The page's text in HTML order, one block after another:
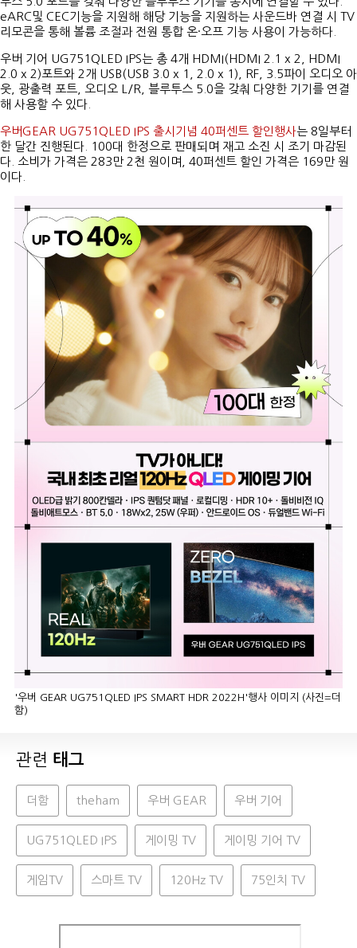
eARC및 CEC기능을 지원해 해당 기능을 지원하는 사운드바 연결 시 TV
리모콘을 통해 볼륨 조절과 전원 통합 온·오프 기능 사용이 가능하다.
우버 기어 UG751QLED IPS는 총 4개 HDMI(HDMI 2.1 x 2, HDMI
2.0 x 2)포트와 2개 USB(USB 3.0 x 1, 2.0 x 1), RF, 3.5파이 오디오 아
웃, 광출력 포트, 오디오 L/R, 블루투스 5.0을 갖춰 다양한 기기를 연결
해 사용할 수 있다.
우버GEAR UG751QLED IPS 출시기념 40퍼센트 할인행사는 8일부터
한 달간 진행된다. 100대 한정으로 판매되며 재고 소진 시 조기 마감된
다. 소비가 가격은 283만 2천 원이며, 40퍼센트 할인 가격은 169만 원
이다.
'우버 GEAR UG751QLED IPS SMART HDR 2022H'행사 이미지 (사진=더
함)
관련 태그
더함 theham 우버 GEAR 우버 기어
UG751QLED IPS 게이밍 TV 게이밍 기어 TV
게임TV 스마트 TV 120Hz TV 75인치 TV